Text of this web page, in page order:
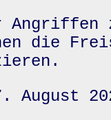
die
August